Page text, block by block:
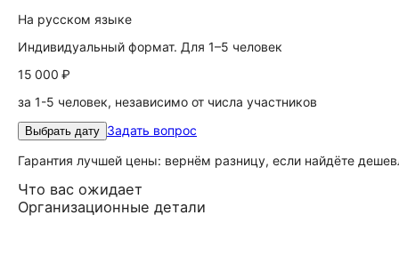
На русском языке
Индивидуальный формат. Для 1–5 человек
15 000 ₽
за 1-5 человек, независимо от числа участников
Выбрать дату Задать вопрос
Гарантия лучшей цены: вернём разницу, если найдёте
Что вас ожидает
Организационные детали